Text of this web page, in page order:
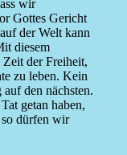
wir
Gottes Gericht
der Welt kann
diesem
der Freiheit,
zu leben. Kein
den nächsten.
getan haben,
dürfen wir